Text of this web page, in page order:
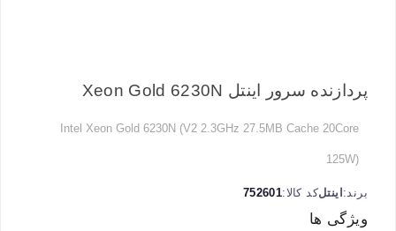
پردازنده سرور اینتل Xeon Gold 6230N
Intel Xeon Gold 6230N (V2 2.3GHz 27.5MB Cache 20Core
125W)
برند:اینتلکد کالا:752601
ویژگی ها